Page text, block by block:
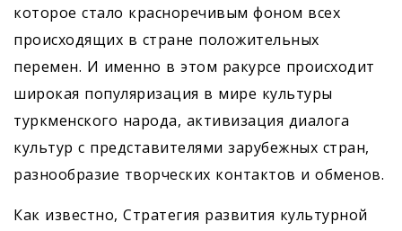
которое стало красноречивым фоном всех
происходящих в стране положительных
перемен. И именно в этом ракурсе происходит
широкая популяризация в мире культуры
туркменского народа, активизация диалога
культур с представителями зарубежных стран,
разнообразие творческих контактов и обменов.
Как известно, Стратегия развития культурной